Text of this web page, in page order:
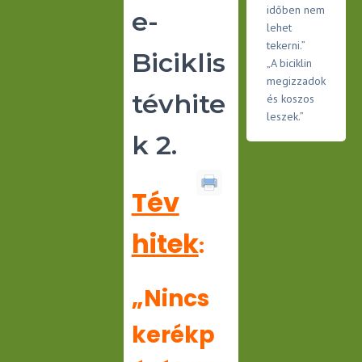
e-
Biciklis
tévhite
k 2.
Tév
hitek:
„Nincs
kerékp
időben nem
lehet
tekerni.”
„A biciklin
megizzadok
és koszos
leszek.”